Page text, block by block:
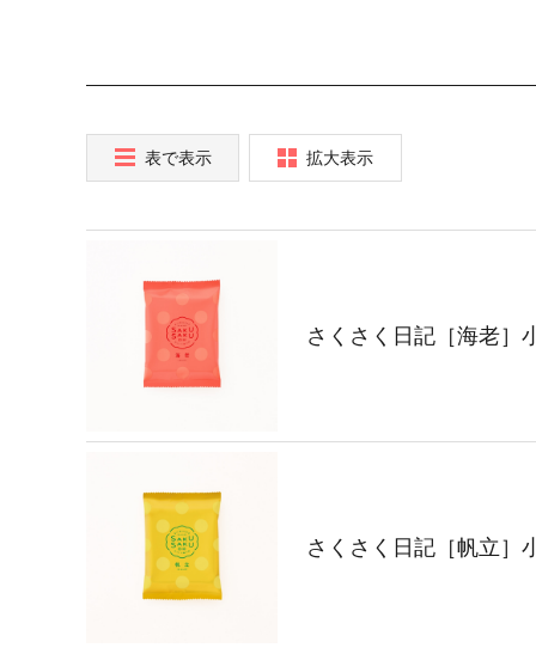
拡大表示
表で表示
さくさく日記［海老］
さくさく日記［帆立］